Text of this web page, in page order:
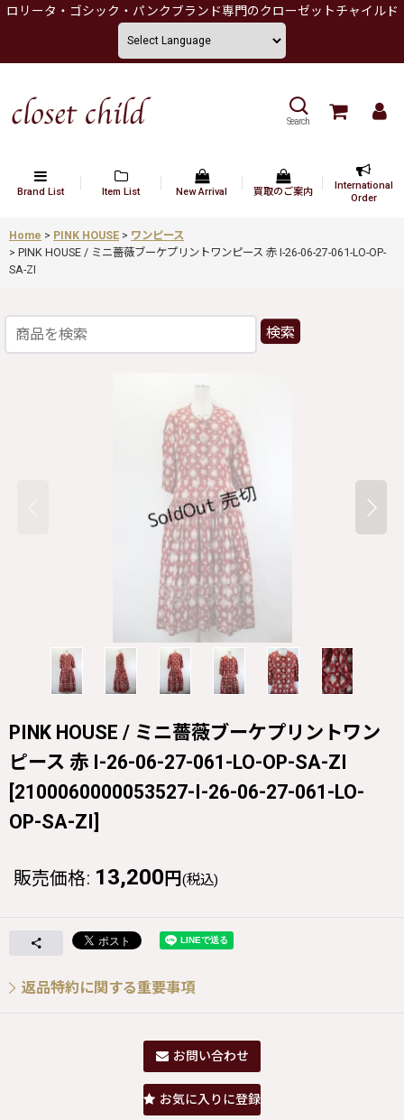
ロリータ・ゴシック・パンクブランド専門のクローゼットチャイルド
Search
Brand List Item List New Arrival 買取のご案内
International
Order
Home > PINK HOUSE > ワンピース
> PINK HOUSE / ミニ薔薇ブーケプリントワンピース 赤 I-26-06-27-061-LO-OP-
SA-ZI
検索
PINK HOUSE / ミニ薔薇ブーケプリントワン
ピース 赤 I-26-06-27-061-LO-OP-SA-ZI
[2100060000053527-I-26-06-27-061-LO-
OP-SA-ZI]
販売価格: 13,200 円 (税込)
返品特約に関する重要事項
お問い合わせ
お気に入りに登録